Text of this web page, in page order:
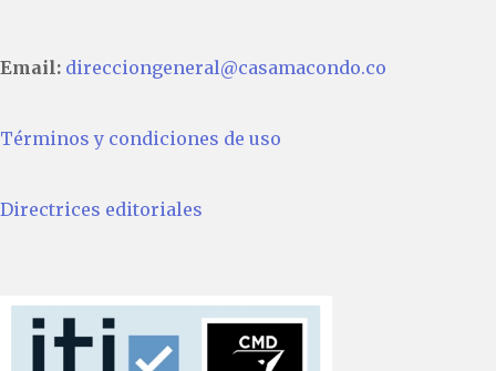
Email: direcciongeneral@casamacondo.co
Términos y condiciones de uso
Directrices editoriales